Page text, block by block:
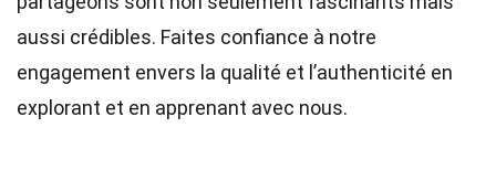
aussi crédibles. Faites confiance à notre
engagement envers la qualité et l’authenticité en
explorant et en apprenant avec nous.